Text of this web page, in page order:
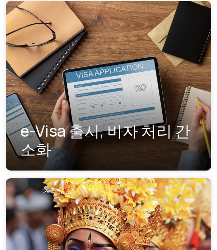
e-Visa 출시, 비자 처리 간
소화